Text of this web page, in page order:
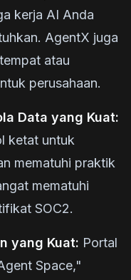
kerja AI Anda
AgentX juga
atau
perusahaan.
Data yang Kuat:
ketat untuk
mematuhi praktik
mematuhi
SOC2.
yang Kuat: Portal
Space,"